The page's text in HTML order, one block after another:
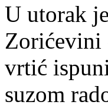
U utorak
Zorićevini
vrtić
suzom